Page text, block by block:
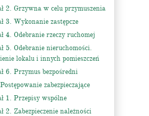
2. Grzywna w celu przymuszenia
3. Wykonanie zastępcze
4. Odebranie rzeczy ruchomej
5. Odebranie nieruchomości.
lokalu i innych pomieszczeń
6. Przymus bezpośredni
zabezpieczające
1. Przepisy wspólne
2. Zabezpieczenie należności